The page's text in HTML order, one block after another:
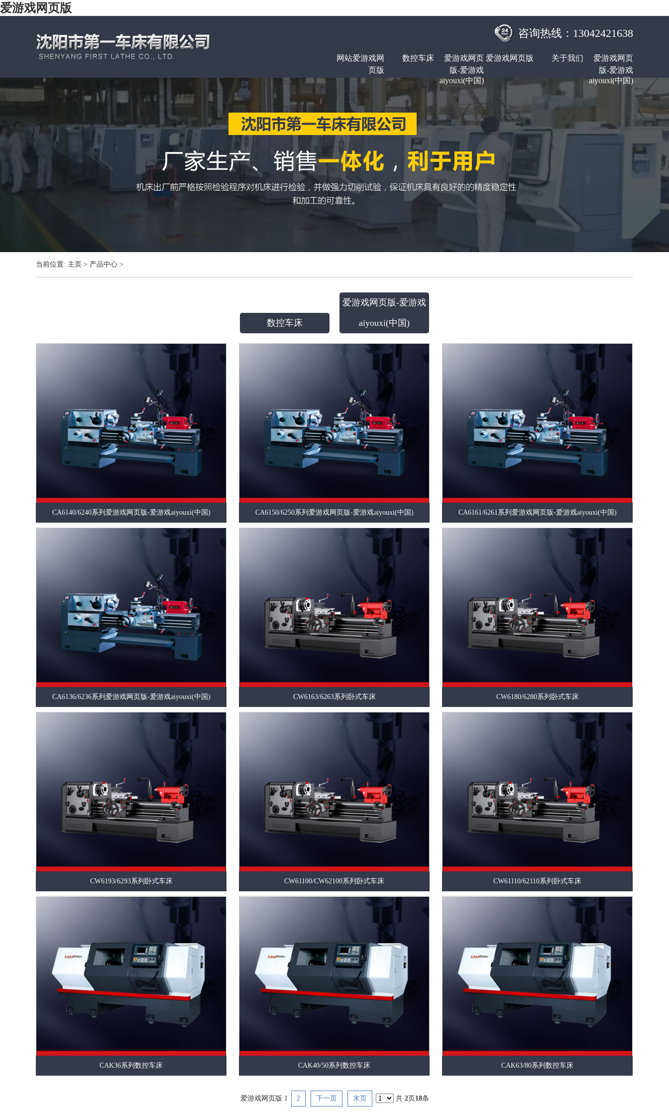
爱游戏网页版
咨询热线：13042421638
网站爱游戏网
页版
数控车床 爱游戏网页
版-爱游戏
aiyouxi(中国)
爱游戏网页版 关于我们 爱游戏网页
版-爱游戏
aiyouxi(中国)
当前位置: 主页 > 产品中心 >
数控车床
爱游戏网页版-爱游戏
aiyouxi(中国)
CA6140/6240系列爱游戏网页版-爱游戏aiyouxi(中国) CA6150/6250系列爱游戏网页版-爱游戏aiyouxi(中国) CA6161/6261系列爱游戏网页版-爱游戏aiyouxi(中国)
CA6136/6236系列爱游戏网页版-爱游戏aiyouxi(中国) CW6163/6263系列卧式车床 CW6180/6280系列卧式车床
CW6193/6293系列卧式车床 CW61100/CW62100系列卧式车床 CW61110/62110系列卧式车床
CAK36系列数控车床 CAK40/50系列数控车床 CAK63/80系列数控车床
爱游戏网页版 1 2 下一页 末页 共 2页18条